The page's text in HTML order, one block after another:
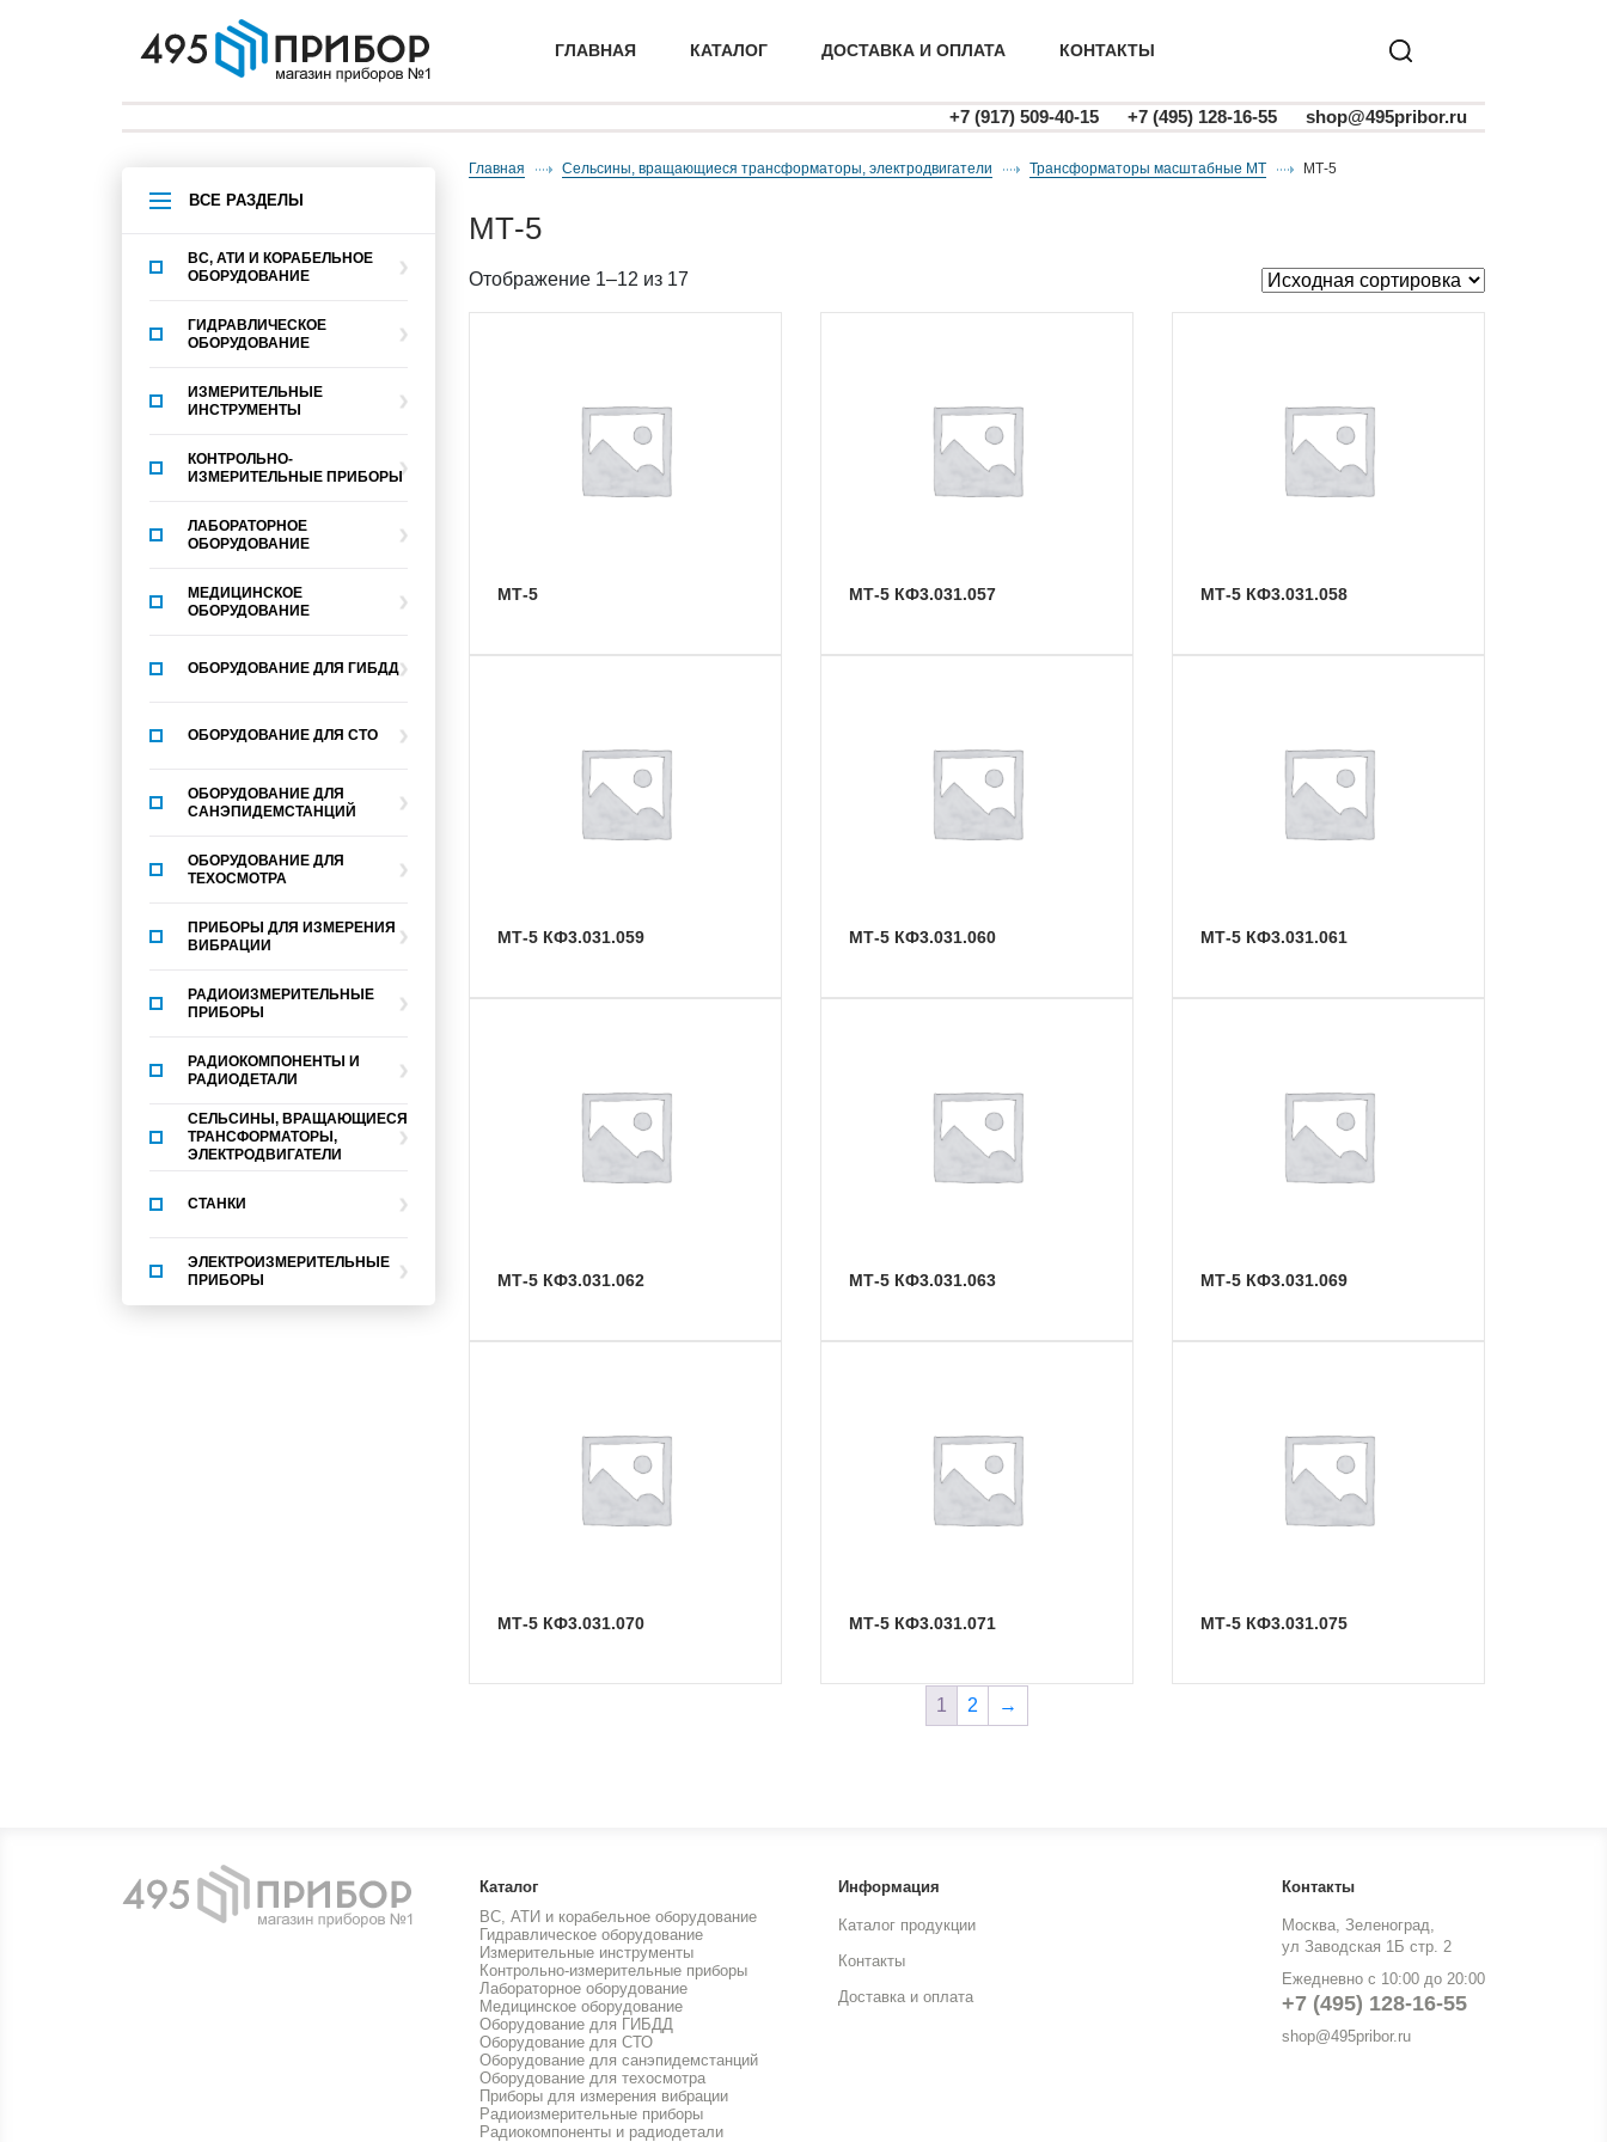
ГЛАВНАЯ КАТАЛОГ ДОСТАВКА И ОПЛАТА КОНТАКТЫ
+7 (917) 509-40-15 +7 (495) 128-16-55 shop@495pribor.ru
ВСЕ РАЗДЕЛЫ
ВС, АТИ И КОРАБЕЛЬНОЕ
ОБОРУДОВАНИЕ
ГИДРАВЛИЧЕСКОЕ
ОБОРУДОВАНИЕ
ИЗМЕРИТЕЛЬНЫЕ
ИНСТРУМЕНТЫ
КОНТРОЛЬНО-
ИЗМЕРИТЕЛЬНЫЕ ПРИБОРЫ
ЛАБОРАТОРНОЕ
ОБОРУДОВАНИЕ
МЕДИЦИНСКОЕ
ОБОРУДОВАНИЕ
ОБОРУДОВАНИЕ ДЛЯ ГИБДД
ОБОРУДОВАНИЕ ДЛЯ СТО
ОБОРУДОВАНИЕ ДЛЯ
САНЭПИДЕМСТАНЦИЙ
ОБОРУДОВАНИЕ ДЛЯ
ТЕХОСМОТРА
ПРИБОРЫ ДЛЯ ИЗМЕРЕНИЯ
ВИБРАЦИИ
РАДИОИЗМЕРИТЕЛЬНЫЕ
ПРИБОРЫ
РАДИОКОМПОНЕНТЫ И
РАДИОДЕТАЛИ
СЕЛЬСИНЫ, ВРАЩАЮЩИЕСЯ
ТРАНСФОРМАТОРЫ,
ЭЛЕКТРОДВИГАТЕЛИ
СТАНКИ
ЭЛЕКТРОИЗМЕРИТЕЛЬНЫЕ
ПРИБОРЫ
Главная Сельсины, вращающиеся трансформаторы, электродвигатели трансформаторы масштабные МТ МТ-5
МТ-5
Отображение 1–12 из 17
МТ-5 МТ-5 КФ3.031.057 МТ-5 КФ3.031.058
МТ-5 КФ3.031.059 МТ-5 КФ3.031.060 МТ-5 КФ3.031.061
МТ-5 КФ3.031.062 МТ-5 КФ3.031.063 МТ-5 КФ3.031.069
МТ-5 КФ3.031.070 МТ-5 КФ3.031.071 МТ-5 КФ3.031.075
1 2 →
Каталог
ВС, АТИ и корабельное оборудование
Гидравлическое оборудование
Измерительные инструменты
Контрольно-измерительные приборы
Лабораторное оборудование
Медицинское оборудование
Оборудование для ГИБДД
Оборудование для СТО
Оборудование для санэпидемстанций
Оборудование для техосмотра
Приборы для измерения вибрации
Радиоизмерительные приборы
Радиокомпоненты и радиодетали
Информация
Каталог продукции
Контакты
Доставка и оплата
Контакты
Москва, Зеленоград,
ул Заводская 1Б стр. 2
Ежедневно с 10:00 до 20:00
+7 (495) 128-16-55
shop@495pribor.ru